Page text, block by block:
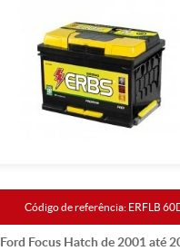
Código de referência: ERFLB
Ford Focus Hatch de 2001 até